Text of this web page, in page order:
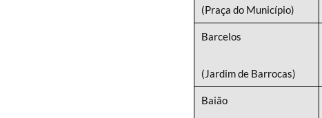
(Praça do Município)
Barcelos
(Jardim de Barrocas)
Baião